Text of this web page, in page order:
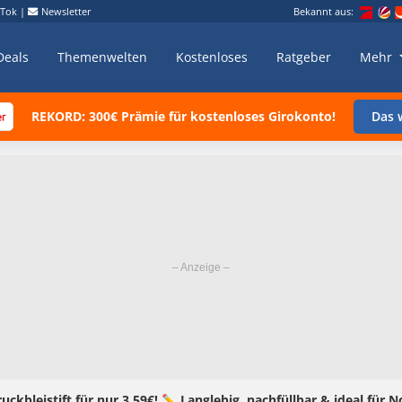
| Newsletter Bekannt aus:
Themenwelten Kostenloses Ratgeber Mehr
REKORD: 300€ Prämie für kostenloses Girokonto! Das